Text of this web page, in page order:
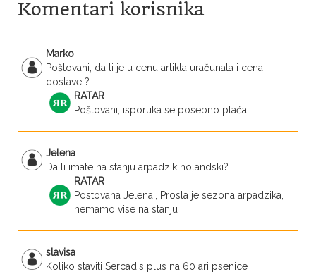
Komentari korisnika
Marko
Poštovani, da li je u cenu artikla uračunata i cena
dostave ?
RATAR
Poštovani, isporuka se posebno plaća.
Jelena
Da li imate na stanju arpadzik holandski?
RATAR
Postovana Jelena., Prosla je sezona arpadzika,
nemamo vise na stanju
slavisa
Koliko staviti Sercadis plus na 60 ari psenice